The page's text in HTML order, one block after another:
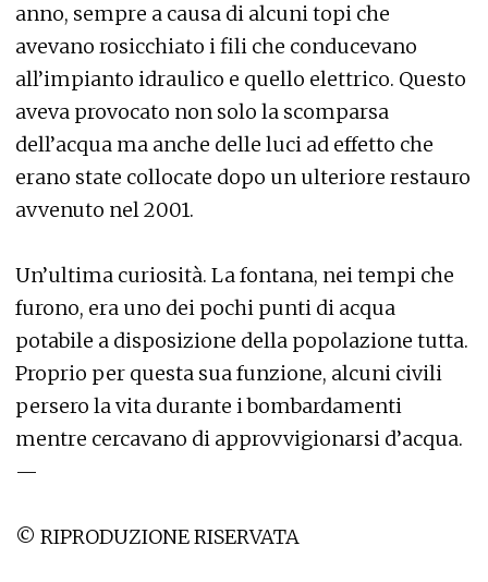
anno, sempre a causa di alcuni topi che
avevano rosicchiato i fili che conducevano
all’impianto idraulico e quello elettrico. Questo
aveva provocato non solo la scomparsa
dell’acqua ma anche delle luci ad effetto che
erano state collocate dopo un ulteriore restauro
avvenuto nel 2001.
Un’ultima curiosità. La fontana, nei tempi che
furono, era uno dei pochi punti di acqua
potabile a disposizione della popolazione tutta.
Proprio per questa sua funzione, alcuni civili
persero la vita durante i bombardamenti
mentre cercavano di approvvigionarsi d’acqua.
—
© RIPRODUZIONE RISERVATA